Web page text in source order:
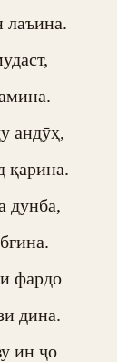
лаъина.
андӯҳ,
қарина.
дунба,
фардо
дина.
ин ҷо